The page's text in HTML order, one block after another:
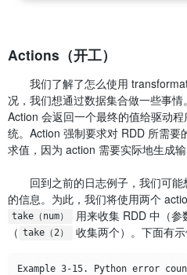
Actions（开工）
我们了解了怎么使用
况，我们想通过数据集合做一些事情
Action 会返回一个最终的值给驱动
统。Action 强制要求对 RDD 所需
求值，因为 action 需要实际地生成输
回到之前的日志例子，我们可能
的信息。为此，我们将使用两个
take（num）
用来收集 RDD 中（
（ take（2） 收集两个）。下面有示
Example 3-15. Python error